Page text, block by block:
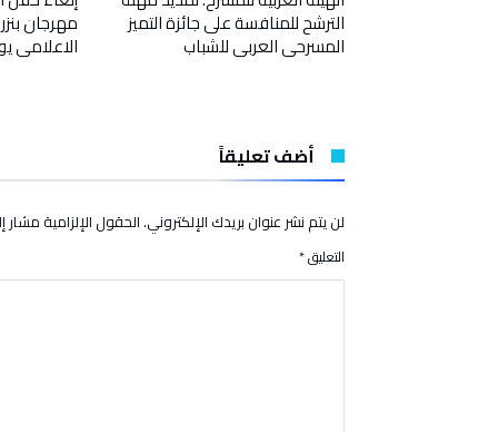
الترشح للمنافسة على جائزة التميز
المسرحي العربي للشباب
مهرجان
الاعلامي
أضف تعليقاً
لن يتم نشر عنوان بريدك الإلكتروني.الحقول الإلزامية مشار
التعليق*